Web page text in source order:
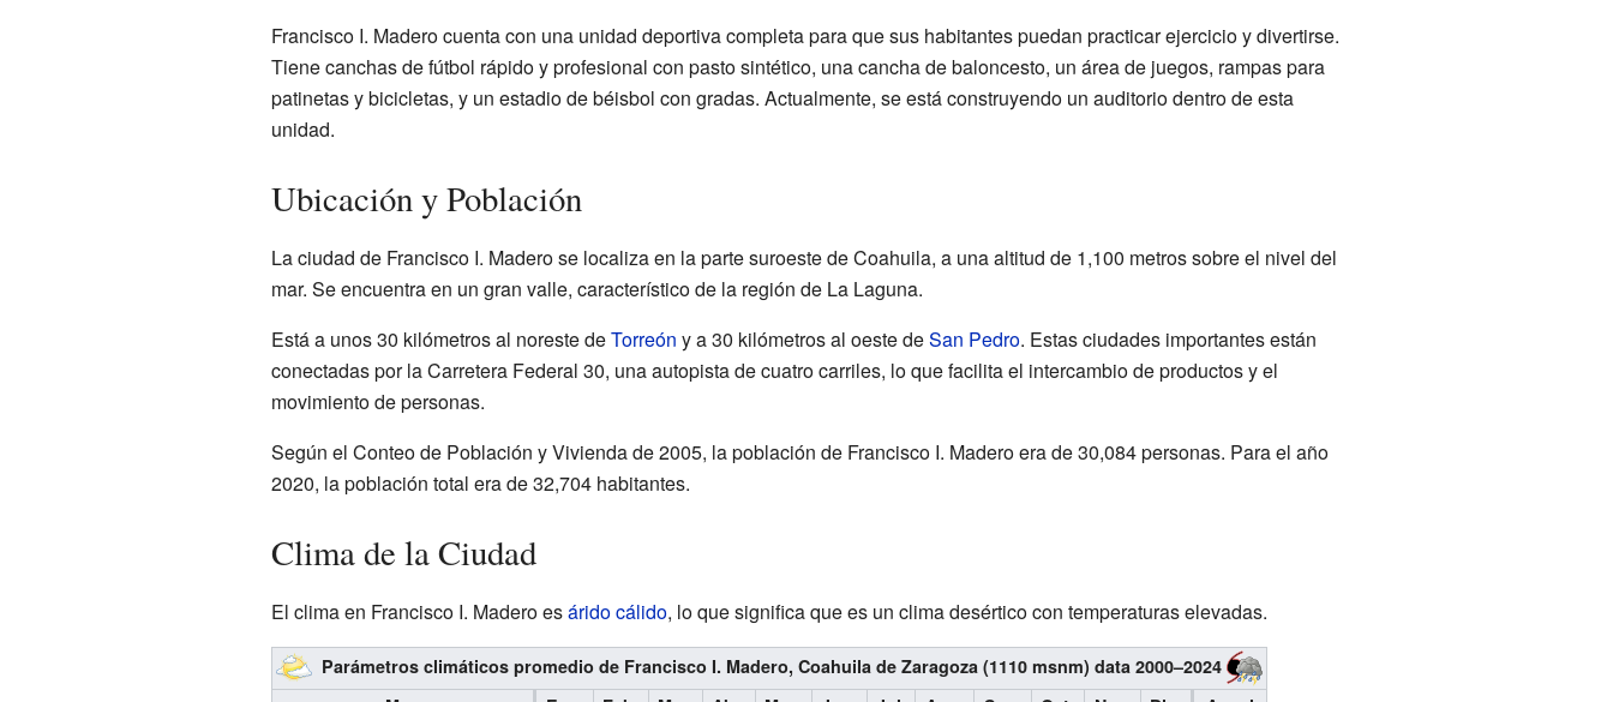
Francisco I. Madero cuenta con una unidad deportiva completa para que sus habitantes puedan practicar ejercicio y divertirse.
Tiene canchas de fútbol rápido y profesional con pasto sintético, una cancha de baloncesto, un área de juegos, rampas para
patinetas y bicicletas, y un estadio de béisbol con gradas. Actualmente, se está construyendo un auditorio dentro de esta
unidad.
Ubicación y Población
La ciudad de Francisco I. Madero se localiza en la parte suroeste de Coahuila, a una altitud de 1,100 metros sobre el nivel del
mar. Se encuentra en un gran valle, característico de la región de La Laguna.
Está a unos 30 kilómetros al noreste deTorreón y a 30 kilómetros al oeste deSan Pedro. Estas ciudades importantes están
conectadas por la Carretera Federal 30, una autopista de cuatro carriles, lo que facilita el intercambio de productos y el
movimiento de personas.
Según el Conteo de Población y Vivienda de 2005, la población de Francisco I. Madero era de 30,084 personas. Para el año
2020, la población total era de 32,704 habitantes.
Clima de la Ciudad
El clima en Francisco I. Madero esárido cálido, lo que significa que es un clima desértico con temperaturas elevadas.
Parámetros climáticos promedio de Francisco I. Madero, Coahuila de Zaragoza (1110 msnm) data 2000–2024